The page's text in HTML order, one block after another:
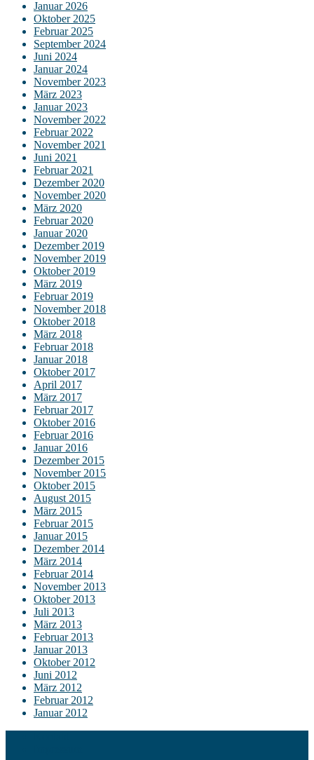
Januar 2026
Oktober 2025
Februar 2025
September 2024
Juni 2024
Januar 2024
November 2023
März 2023
Januar 2023
November 2022
Februar 2022
November 2021
Juni 2021
Februar 2021
Dezember 2020
November 2020
März 2020
Februar 2020
Januar 2020
Dezember 2019
November 2019
Oktober 2019
März 2019
Februar 2019
November 2018
Oktober 2018
März 2018
Februar 2018
Januar 2018
Oktober 2017
April 2017
März 2017
Februar 2017
Oktober 2016
Februar 2016
Januar 2016
Dezember 2015
November 2015
Oktober 2015
August 2015
März 2015
Februar 2015
Januar 2015
Dezember 2014
März 2014
Februar 2014
November 2013
Oktober 2013
Juli 2013
März 2013
Februar 2013
Januar 2013
Oktober 2012
Juni 2012
März 2012
Februar 2012
Januar 2012